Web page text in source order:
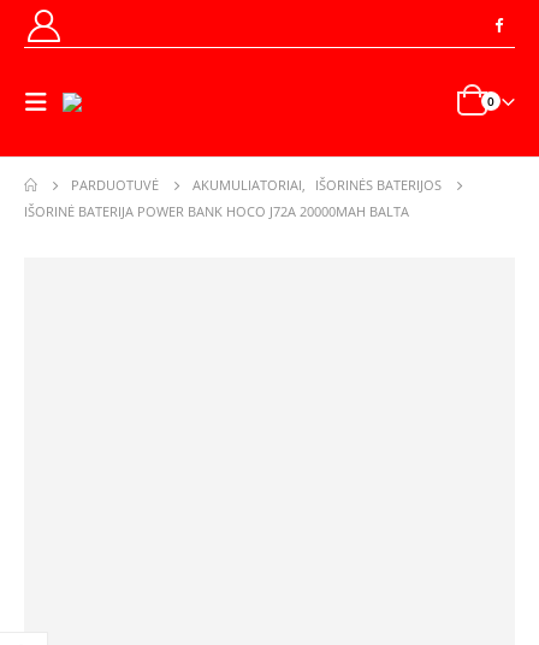
0
PARDUOTUVĖ AKUMULIATORIAI,
IŠORINĖS BATERIJOS
IŠORINĖ BATERIJA POWER BANK HOCO J72A 20000MAH BALTA